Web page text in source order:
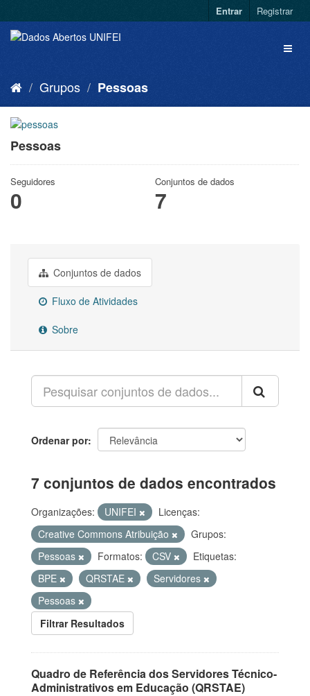
Entrar Registrar
Grupos Pessoas
Pessoas
Seguidores
0
Conjuntos de dados
7
Conjuntos de dados
Fluxo de Atividades
Sobre
Ordenar por
7 conjuntos de dados encontrados
Organizações: UNIFEI
Licenças:
Creative Commons Atribuição
Grupos:
Pessoas
Formatos: CSV
Etiquetas:
BPE
QRSTAE
Servidores
Pessoas
Filtrar Resultados
Quadro de Referência dos Servidores Técnico-
Administrativos em Educação (QRSTAE)